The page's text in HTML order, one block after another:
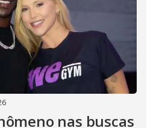
nas buscas